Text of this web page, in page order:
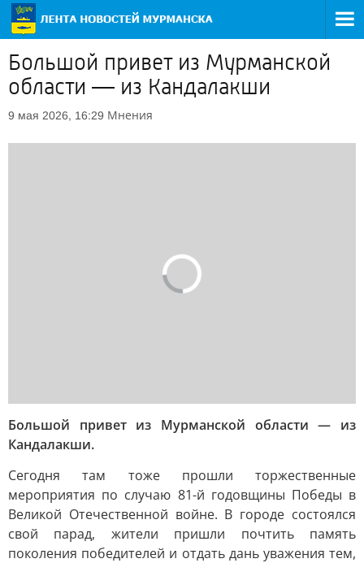
Большой привет из Мурманской
области — из Кандалакши
9 мая 2026, 16:29 Мнения
Большой привет из Мурманской области — из
Кандалакши.
Сегодня там тоже прошли торжественные
мероприятия по случаю 81-й годовщины Победы в
Великой Отечественной войне. В городе состоялся
свой парад, жители пришли почтить память
поколения победителей и отдать дань уважения тем,